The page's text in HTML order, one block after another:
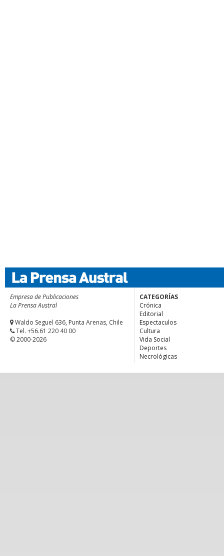
Empresa de Publicaciones
La Prensa Austral
Waldo Seguel 636, Punta Arenas, Chile
Tel. +56.61 220 40 00
© 2000-2026
CATEGORÍAS
Crónica
Editorial
Espectaculos
Cultura
Vida Social
Deportes
Necrológicas